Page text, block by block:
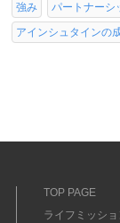
強み
パートナーシ
アインシュタインの
TOP PAGE
ライフミッシ